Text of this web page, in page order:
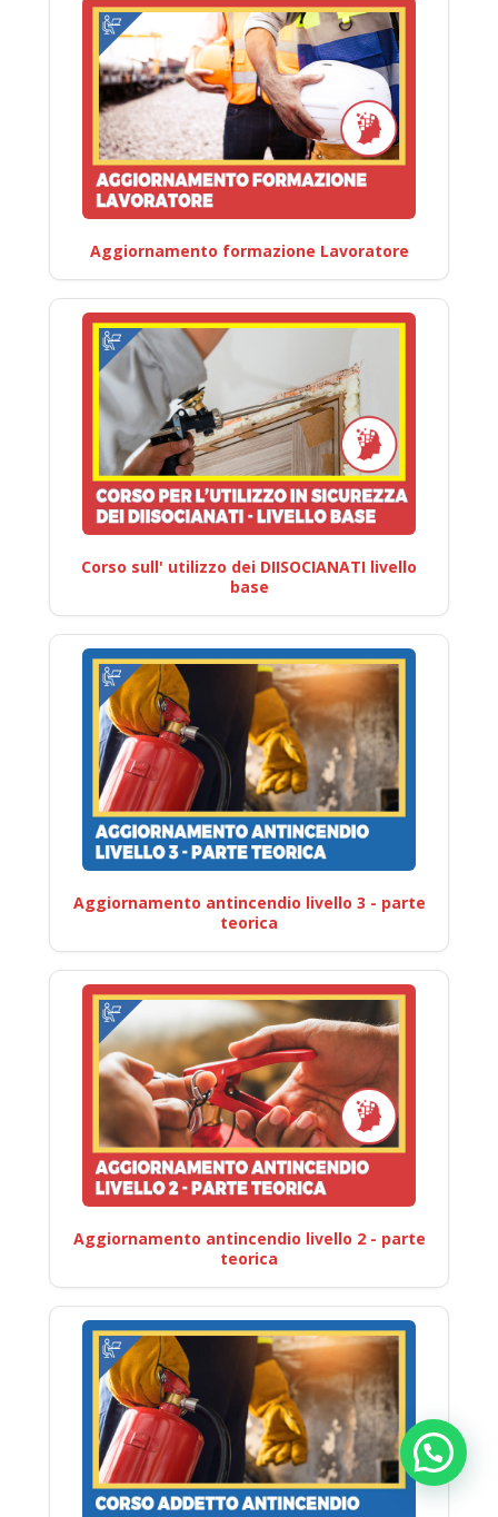
Aggiornamento formazione Lavoratore
Corso sull' utilizzo dei DIISOCIANATI livello
base
Aggiornamento antincendio livello 3 - parte
teorica
Aggiornamento antincendio livello 2 - parte
teorica